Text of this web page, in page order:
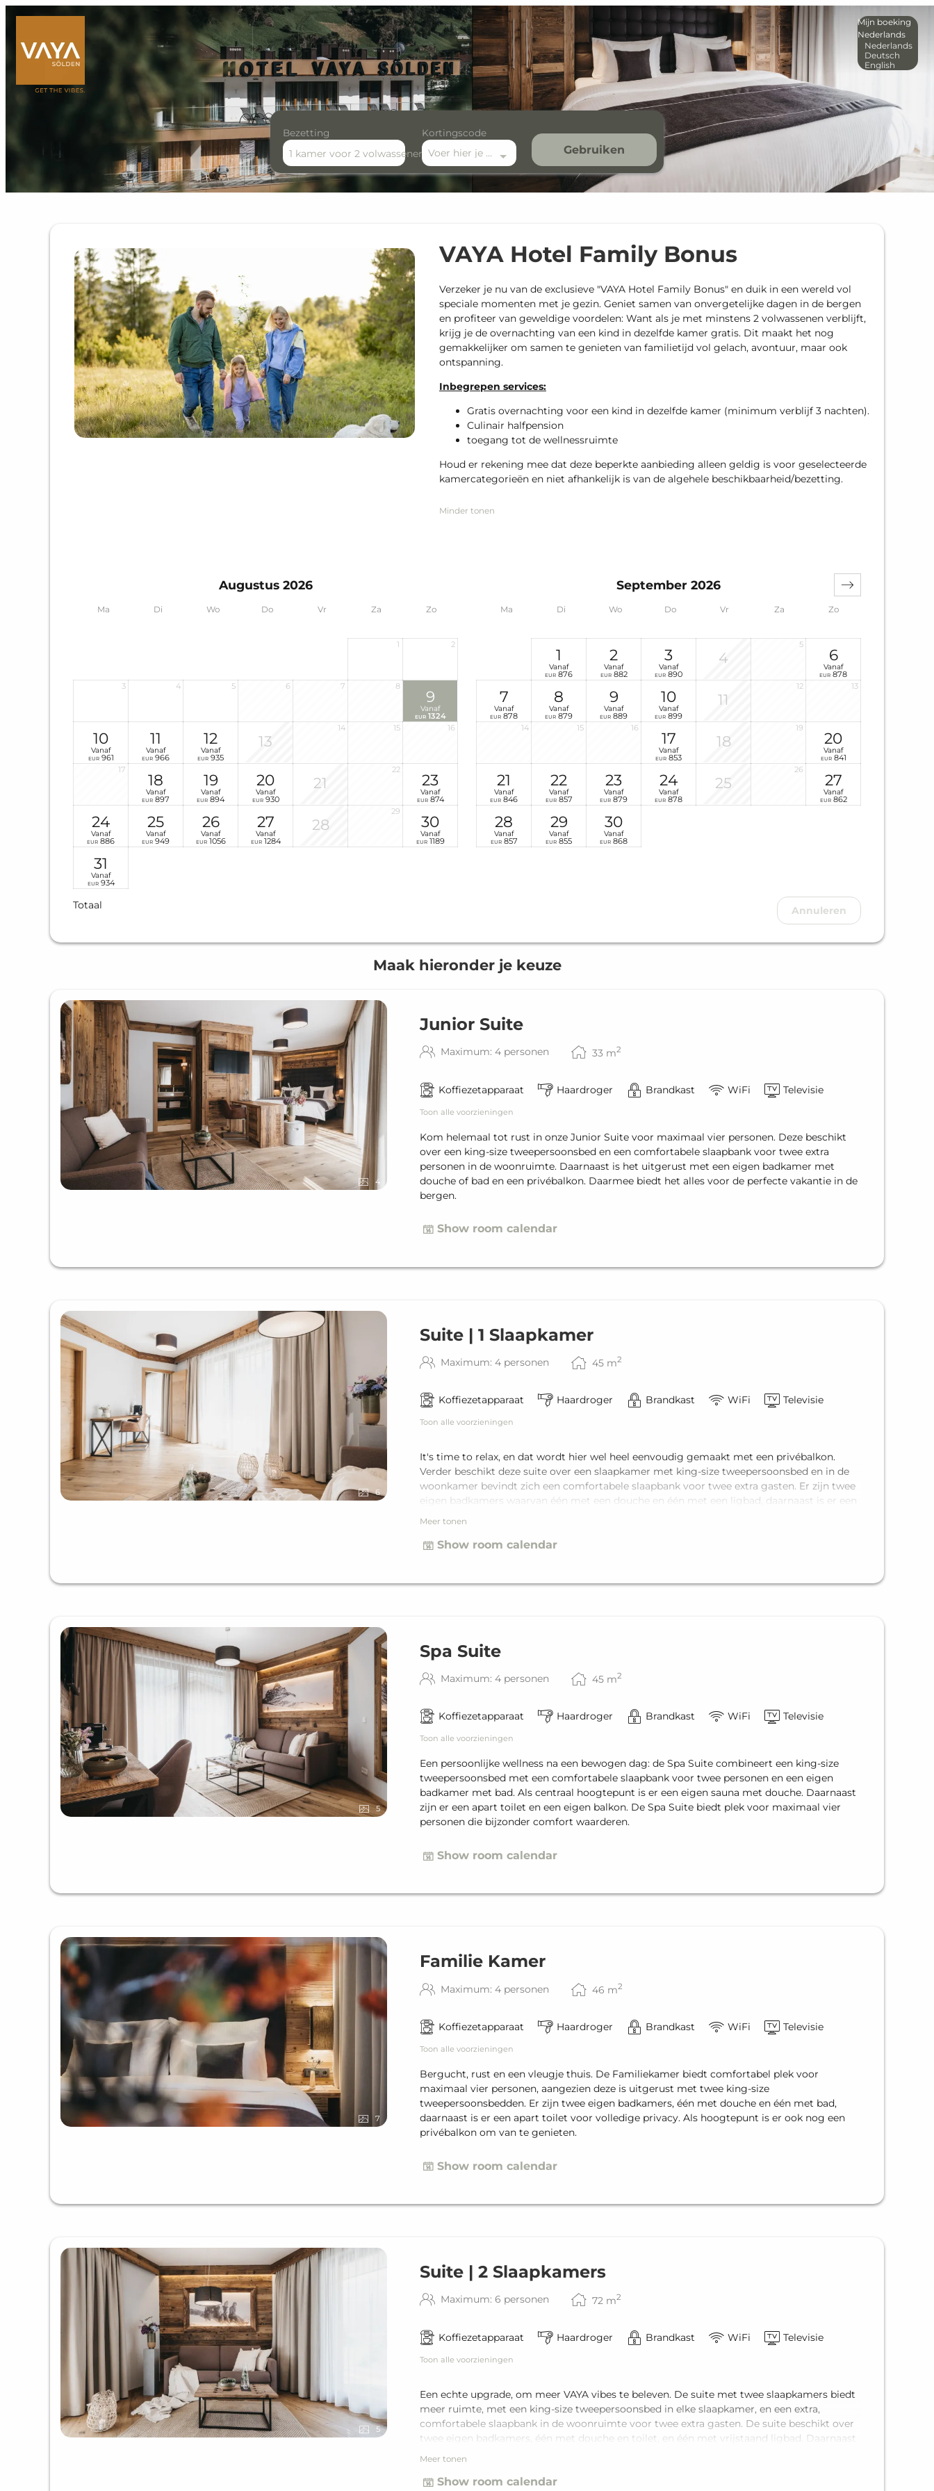
Bezetting
1 kamer voor 2 volwassenen
Kortingscode
Voer hier je kortingscode in Gebruiken
Mijn boeking
Nederlands
Nederlands
Deutsch
English
Offer details of VAYA Hotel Family Bonus
VAYA Hotel Family Bonus
Verzeker je nu van de exclusieve "VAYA Hotel Family Bonus" en duik in een wereld vol
speciale momenten met je gezin. Geniet samen van onvergetelijke dagen in de bergen
en profiteer van geweldige voordelen: Want als je met minstens 2 volwassenen verblijft,
krijg je de overnachting van een kind in dezelfde kamer gratis. Dit maakt het nog
gemakkelijker om samen te genieten van familietijd vol gelach, avontuur, maar ook
ontspanning.
Inbegrepen services:
Gratis overnachting voor een kind in dezelfde kamer (minimum verblijf 3 nachten).
Culinair halfpension
toegang tot de wellnessruimte
Houd er rekening mee dat deze beperkte aanbieding alleen geldig is voor geselecteerde
kamercategorieën en niet afhankelijk is van de algehele beschikbaarheid/bezetting.
Minder tonen
Ma Di Wo Do Vr Za Zo Ma Di Wo Do Vr Za Zo
Augustus 2026
1 2
3 4 5 6 7 8
9
Vanaf
EUR 1324
10
Vanaf
EUR 961
11
Vanaf
EUR 966
12
Vanaf
EUR 935
13
14 15 16
17
18
Vanaf
EUR 897
19
Vanaf
EUR 894
20
Vanaf
EUR 930
21
22
23
Vanaf
EUR 874
24
Vanaf
EUR 886
25
Vanaf
EUR 949
26
Vanaf
EUR 1056
27
Vanaf
EUR 1284
28
29
30
Vanaf
EUR 1189
31
Vanaf
EUR 934
September 2026
1
Vanaf
EUR 876
2
Vanaf
EUR 882
3
Vanaf
EUR 890
4
5
6
Vanaf
EUR 878
7
Vanaf
EUR 878
8
Vanaf
EUR 879
9
Vanaf
EUR 889
10
Vanaf
EUR 899
11
12 13
14 15 16
17
Vanaf
EUR 853
18
19
20
Vanaf
EUR 841
21
Vanaf
EUR 846
22
Vanaf
EUR 857
23
Vanaf
EUR 879
24
Vanaf
EUR 878
25
26
27
Vanaf
EUR 862
28
Vanaf
EUR 857
29
Vanaf
EUR 855
30
Vanaf
EUR 868
Totaal Annuleren
Maak hieronder je keuze
4
Junior Suite
Maximum: 4 personen 33 m2
Koffiezetapparaat Haardroger Brandkast WiFi Televisie
Toon alle voorzieningen
Kom helemaal tot rust in onze Junior Suite voor maximaal vier personen. Deze beschikt
over een king-size tweepersoonsbed en een comfortabele slaapbank voor twee extra
personen in de woonruimte. Daarnaast is het uitgerust met een eigen badkamer met
douche of bad en een privébalkon. Daarmee biedt het alles voor de perfecte vakantie in de
bergen.
Show room calendar
6
Suite | 1 Slaapkamer
Maximum: 4 personen 45 m2
Koffiezetapparaat Haardroger Brandkast WiFi Televisie
Toon alle voorzieningen
It's time to relax, en dat wordt hier wel heel eenvoudig gemaakt met een privébalkon.
Verder beschikt deze suite over een slaapkamer met king-size tweepersoonsbed en in de
woonkamer bevindt zich een comfortabele slaapbank voor twee extra gasten. Er zijn twee
eigen badkamers waarvan één met een douche en één met een ligbad, daarnaast is er een
separate WC voor volledige privacy. De suite biedt comfortabel plek voor maximaal vier
Meer tonen
Show room calendar
5
Spa Suite
Maximum: 4 personen 45 m2
Koffiezetapparaat Haardroger Brandkast WiFi Televisie
Toon alle voorzieningen
Een persoonlijke wellness na een bewogen dag: de Spa Suite combineert een king-size
tweepersoonsbed met een comfortabele slaapbank voor twee personen en een eigen
badkamer met bad. Als centraal hoogtepunt is er een eigen sauna met douche. Daarnaast
zijn er een apart toilet en een eigen balkon. De Spa Suite biedt plek voor maximaal vier
personen die bijzonder comfort waarderen.
Show room calendar
7
Familie Kamer
Maximum: 4 personen 46 m2
Koffiezetapparaat Haardroger Brandkast WiFi Televisie
Toon alle voorzieningen
Bergucht, rust en een vleugje thuis. De Familiekamer biedt comfortabel plek voor
maximaal vier personen, aangezien deze is uitgerust met twee king-size
tweepersoonsbedden. Er zijn twee eigen badkamers, één met douche en één met bad,
daarnaast is er een apart toilet voor volledige privacy. Als hoogtepunt is er ook nog een
privébalkon om van te genieten.
Show room calendar
5
Suite | 2 Slaapkamers
Maximum: 6 personen 72 m2
Koffiezetapparaat Haardroger Brandkast WiFi Televisie
Toon alle voorzieningen
Een echte upgrade, om meer VAYA vibes te beleven. De suite met twee slaapkamers biedt
meer ruimte, met een king-size tweepersoonsbed in elke slaapkamer, en een extra,
comfortabele slaapbank in de woonruimte voor twee extra gasten. De suite beschikt over
twee eigen badkamers, één met douche en toilet, en één met vrijstaand ligbad. Daarnaast
zijn er een aparte toilet en een privébalkon voor volledige privacy. Het biedt plek voor
Meer tonen
Show room calendar